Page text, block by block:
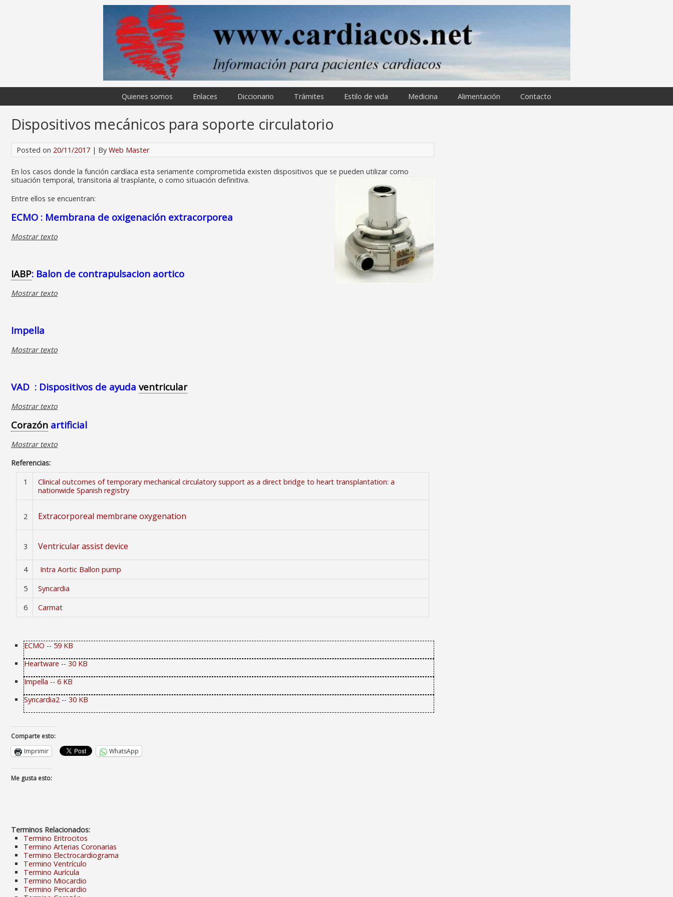
Quienes somos Enlaces Diccionario Trámites Estilo de vida Medicina Alimentación Contacto
Dispositivos mecánicos para soporte circulatorio
Posted on 20/11/2017 | By Web Master
En los casos donde la función cardíaca esta seriamente comprometida existen dispositivos que se pueden utilizar como
situación temporal, transitoria al trasplante, o como situación definitiva.
Entre ellos se encuentran:
ECMO : Membrana de oxigenación extracorporea
Mostrar texto
IABP: Balon de contrapulsacion aortico
Mostrar texto
Impella
Mostrar texto
VAD : Dispositivos de ayuda ventricular
Mostrar texto
Corazón artificial
Mostrar texto
Referencias:
1
Clinical outcomes of temporary mechanical circulatory support as a direct bridge to heart transplantation: a
nationwide Spanish registry
2 Extracorporeal membrane oxygenation
3 Ventricular assist device
4
Intra Aortic Ballon pump
5
Syncardia
6
Carmat
ECMO -- 59 KB
Heartware -- 30 KB
Impella -- 6 KB
Syncardia2 -- 30 KB
Comparte esto:
Imprimir
WhatsApp
Me gusta esto:
Terminos Relacionados:
Termino Eritrocitos
Termino Arterias Coronarias
Termino Electrocardiograma
Termino Ventrículo
Termino Aurícula
Termino Miocardio
Termino Pericardio